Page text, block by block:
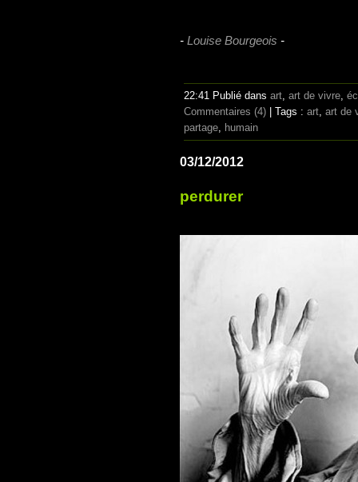
- Louise Bourgeois -
22:41 Publié dans art art de vivre
Commentaires (4) | Tags : art art de
partage
humain
03/12/2012
perdurer